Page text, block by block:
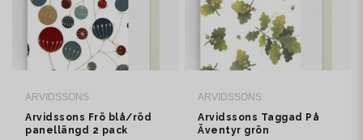
ARVIDSSONS
Arvidssons Frö blå/röd
panellängd 2 pack
ARVIDSSONS
Arvidssons Taggad På
Äventyr grön